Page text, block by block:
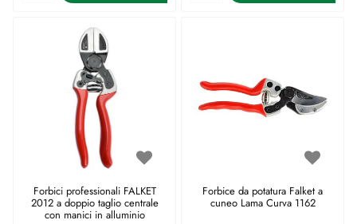
Forbici professionali FALKET
2012 a doppio taglio centrale
con manici in alluminio
Forbice da potatura Falket a
cuneo Lama Curva 1162